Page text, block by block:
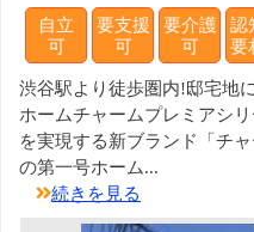
自立
可
要支援
可
要介護
可
認
要
渋谷駅より徒歩圏内!邸宅地
ホームチャームプレミアシ
を実現する新ブランド「チ
の第一号ホーム...
続きを見る